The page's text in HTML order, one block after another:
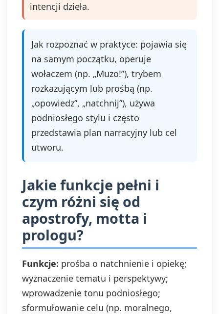
intencji dzieła.
Jak rozpoznać w praktyce: pojawia się
na samym początku, operuje
wołaczem (np. „Muzo!”), trybem
rozkazującym lub prośbą (np.
„opowiedz”, „natchnij”), używa
podniosłego stylu i często
przedstawia plan narracyjny lub cel
utworu.
Jakie funkcje pełni i
czym różni się od
apostrofy, motta i
prologu?
Funkcje: prośba o natchnienie i opiekę;
wyznaczenie tematu i perspektywy;
wprowadzenie tonu podniosłego;
sformułowanie celu (np. moralnego,